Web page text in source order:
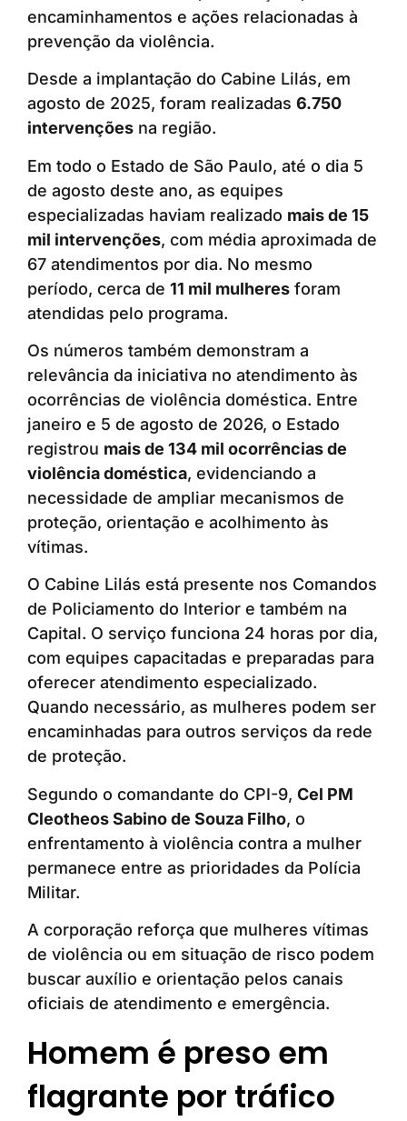
encaminhamentos e ações relacionadas à
prevenção da violência.
Desde a implantação do Cabine Lilás, em
agosto de 2025, foram realizadas 6.750
intervenções na região.
Em todo o Estado de São Paulo, até o dia 5
de agosto deste ano, as equipes
especializadas haviam realizado mais de 15
mil intervenções, com média aproximada de
67 atendimentos por dia. No mesmo
período, cerca de 11 mil mulheres foram
atendidas pelo programa.
Os números também demonstram a
relevância da iniciativa no atendimento às
ocorrências de violência doméstica. Entre
janeiro e 5 de agosto de 2026, o Estado
registrou mais de 134 mil ocorrências de
violência doméstica, evidenciando a
necessidade de ampliar mecanismos de
proteção, orientação e acolhimento às
vítimas.
O Cabine Lilás está presente nos Comandos
de Policiamento do Interior e também na
Capital. O serviço funciona 24 horas por dia,
com equipes capacitadas e preparadas para
oferecer atendimento especializado.
Quando necessário, as mulheres podem ser
encaminhadas para outros serviços da rede
de proteção.
Segundo o comandante do CPI-9, Cel PM
Cleotheos Sabino de Souza Filho, o
enfrentamento à violência contra a mulher
permanece entre as prioridades da Polícia
Militar.
A corporação reforça que mulheres vítimas
de violência ou em situação de risco podem
buscar auxílio e orientação pelos canais
oficiais de atendimento e emergência.
Homem é preso em
flagrante por tráfico